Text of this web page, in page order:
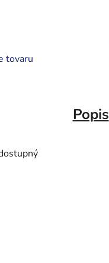
tovaru
Popis